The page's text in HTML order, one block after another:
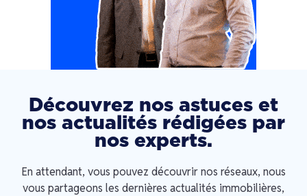
Découvrez nos astuces et
nos actualités rédigées par
nos experts.
En attendant, vous pouvez découvrir nos réseaux, nous
vous partageons les dernières actualités immobilières,